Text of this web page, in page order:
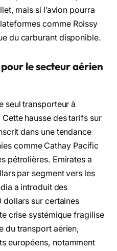
mais si l’avion pourra
comme Roissy
du carburant disponible.
le secteur aérien
seul transporteur à
hausse des tarifs sur
dans une tendance
comme Cathay Pacific
pétrolières. Emirates a
par segment vers les
a introduit des
dollars sur certaines
crise systémique fragilise
du transport aérien,
européens, notamment